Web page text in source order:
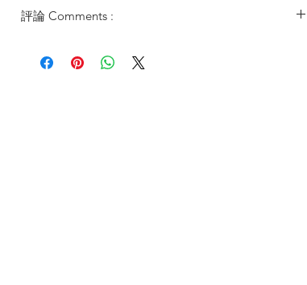
DOMESTIC HELPER
21 YO
評論 Comments :